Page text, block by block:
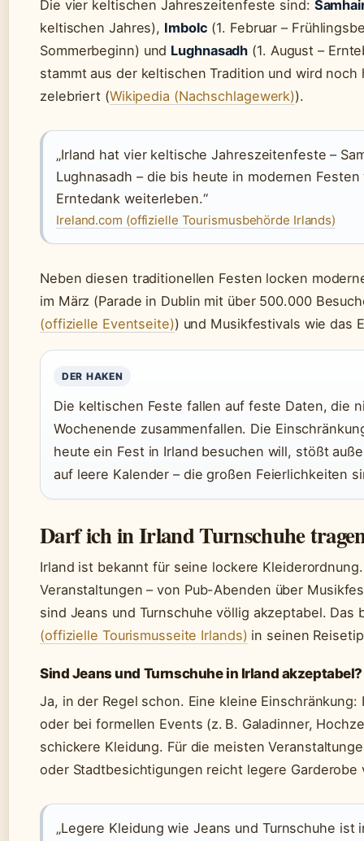
Die vier keltischen Jahreszeitenfeste sind:
keltischen Jahres), Imbolc (1. Februar –
Sommerbeginn) und Lughnasadh (1. August –
stammt aus der keltischen Tradition und wird noch
zelebriert (Wikipedia (Nachschlagewerk)).
„Irland hat vier keltische Jahreszeitenfeste –
Lughnasadh – die bis heute in modernen
Erntedank weiterleben.“
Ireland.com (offizielle Tourismusbehörde Irlands)
Neben diesen traditionellen Festen locken
im März (Parade in Dublin mit über 500.000
(offizielle Eventseite)) und Musikfestivals wie das
DER HAKEN
Die keltischen Feste fallen auf feste Daten, die
Wochenende zusammenfallen. Die
heute ein Fest in Irland besuchen will, stößt
auf leere Kalender – die großen Feierlichkeiten
Darf ich in Irland Turnschuhe
Irland ist bekannt für seine lockere
Veranstaltungen – von Pub-Abenden über
sind Jeans und Turnschuhe völlig akzeptabel.
(offizielle Tourismusseite Irlands) in seinen
Sind Jeans und Turnschuhe in Irland akzeptabel?
Ja, in der Regel schon. Eine kleine
oder bei formellen Events (z. B. Galadinner,
schickere Kleidung. Für die meisten
oder Stadtbesichtigungen reicht legere Garderobe
„Legere Kleidung wie Jeans und Turnschuhe ist